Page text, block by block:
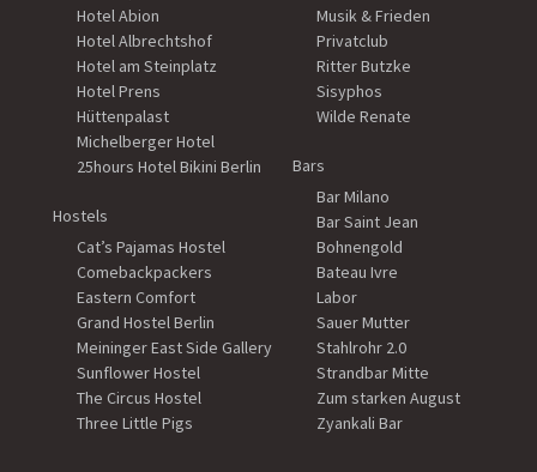
Hotel Abion
Hotel Albrechtshof
Hotel am Steinplatz
Hotel Prens
Hüttenpalast
Michelberger Hotel
25hours Hotel Bikini Berlin
Hostels
Cat’s Pajamas Hostel
Comebackpackers
Eastern Comfort
Grand Hostel Berlin
Meininger East Side Gallery
Sunflower Hostel
The Circus Hostel
Three Little Pigs
Musik & Frieden
Privatclub
Ritter Butzke
Sisyphos
Wilde Renate
Bars
Bar Milano
Bar Saint Jean
Bohnengold
Bateau Ivre
Labor
Sauer Mutter
Stahlrohr 2.0
Strandbar Mitte
Zum starken August
Zyankali Bar